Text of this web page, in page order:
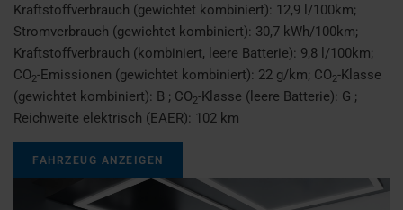
Kraftstoffverbrauch (gewichtet kombiniert): 12,9 l/100km;
Stromverbrauch (gewichtet kombiniert): 30,7 kWh/100km;
Kraftstoffverbrauch (kombiniert, leere Batterie): 9,8 l/100km;
CO2-Emissionen (gewichtet kombiniert): 22 g/km; CO2-Klasse
(gewichtet kombiniert): B ; CO2-Klasse (leere Batterie): G ;
Reichweite elektrisch (EAER): 102 km
FAHRZEUG ANZEIGEN